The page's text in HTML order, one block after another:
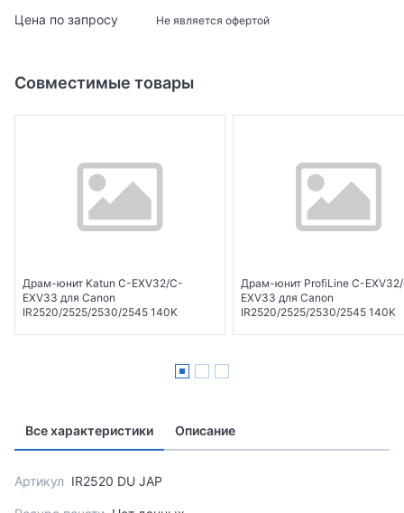
Цена по запросу Не является офертой
Совместимые товары
Драм-юнит Katun C-EXV32/C-
EXV33 для Canon
IR2520/2525/2530/2545 140K
Драм-юнит ProfiLine C-
EXV33 для Canon
IR2520/2525/2530/2545 140K
Все характеристики Описание
Артикул IR2520 DU JAP